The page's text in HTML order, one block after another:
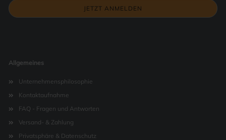
Allgemeines
Unternehmensphilosophie
Kontaktaufnahme
FAQ - Fragen und Antworten
Versand- & Zahlung
Privatsphäre & Datenschutz